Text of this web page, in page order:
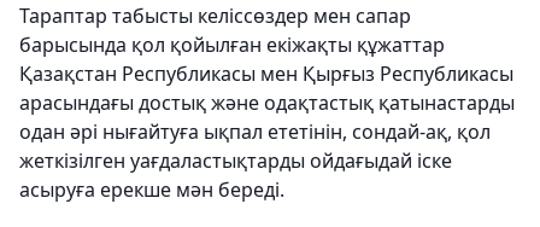
Тараптар табысты келіссөздер мен сапар
барысында қол қойылған екіжақты құжаттар
Қазақстан Республикасы мен Қырғыз Республикасы
арасындағы достық және одақтастық қатынастарды
одан әрі нығайтуға ықпал ететінін, сондай-ақ, қол
жеткізілген уағдаластықтарды ойдағыдай іске
асыруға ерекше мән береді.